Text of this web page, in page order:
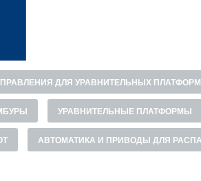
ДЛЯ УРАВНИТЕЛЬНЫХ ПЛАТФОРМ
УРАВНИТЕЛЬНЫЕ ПЛАТФОРМЫ
АВТОМАТИКА И ПРИВОДЫ ДЛЯ